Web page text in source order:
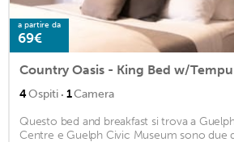
a partire da
69€
Country Oasis - King Bed w/
4Ospiti · 1Camera
Questo bed and breakfast si trova a
Centre e Guelph Civic Museum sono due